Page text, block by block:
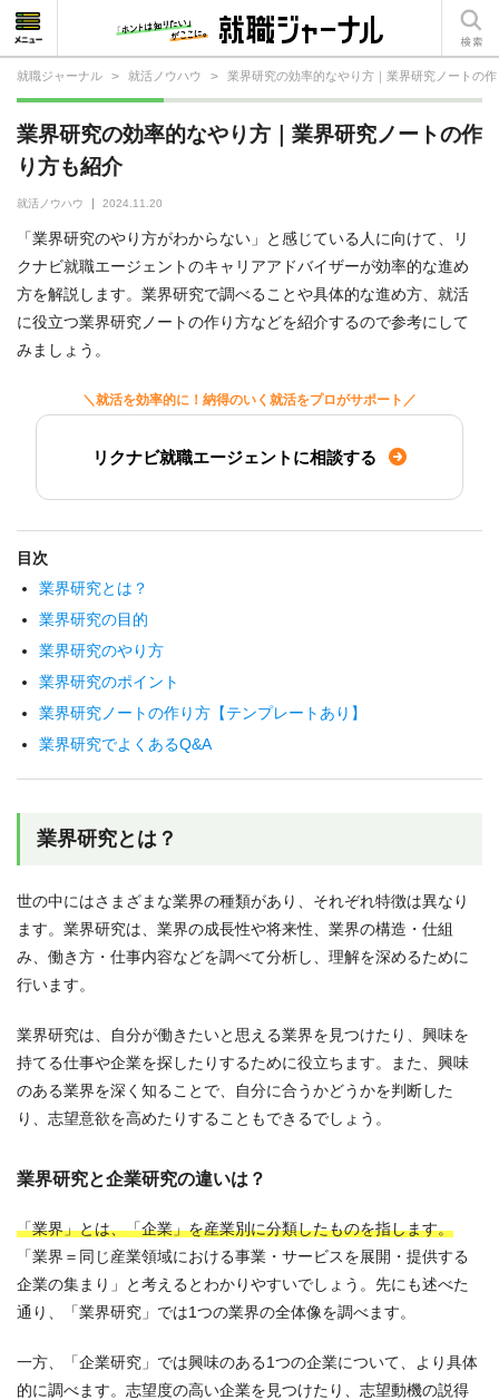
就職ジャーナル > 就活ノウハウ > 業界研究の効率的なやり方｜業界研究ノートの
業界研究の効率的なやり方｜業界研究ノートの作
り方も紹介
就活ノウハウ 2024.11.20
「業界研究のやり方がわからない」と感じている人に向けて、リ
クナビ就職エージェントのキャリアアドバイザーが効率的な進め
方を解説します。業界研究で調べることや具体的な進め方、就活
に役立つ業界研究ノートの作り方などを紹介するので参考にして
みましょう。
＼就活を効率的に！納得のいく就活をプロがサポート／
リクナビ就職エージェントに相談する
目次
業界研究とは？
業界研究の目的
業界研究のやり方
業界研究のポイント
業界研究ノートの作り方【テンプレートあり】
業界研究でよくあるQ&A
業界研究とは？
世の中にはさまざまな業界の種類があり、それぞれ特徴は異なり
ます。業界研究は、業界の成長性や将来性、業界の構造・仕組
み、働き方・仕事内容などを調べて分析し、理解を深めるために
行います。
業界研究は、自分が働きたいと思える業界を見つけたり、興味を
持てる仕事や企業を探したりするために役立ちます。また、興味
のある業界を深く知ることで、自分に合うかどうかを判断した
り、志望意欲を高めたりすることもできるでしょう。
業界研究と企業研究の違いは？
「業界」とは、「企業」を産業別に分類したものを指します。
「業界＝同じ産業領域における事業・サービスを展開・提供する
企業の集まり」と考えるとわかりやすいでしょう。先にも述べた
通り、「業界研究」では1つの業界の全体像を調べます。
一方、「企業研究」では興味のある1つの企業について、より具体
的に調べます。志望度の高い企業を見つけたり、志望動機の説得
就活相談
就活ノウハウ
仕事の選び方・ヒント
仕事とは？
就活コラム